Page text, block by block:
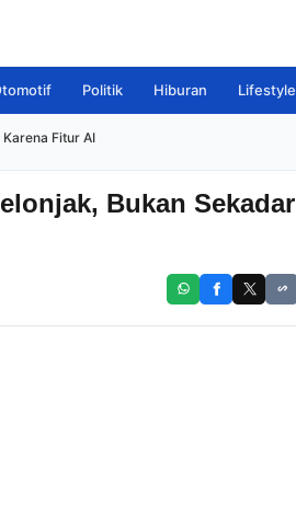
Politik Hiburan Lifestyle
Fitur AI
Bukan Sekadar